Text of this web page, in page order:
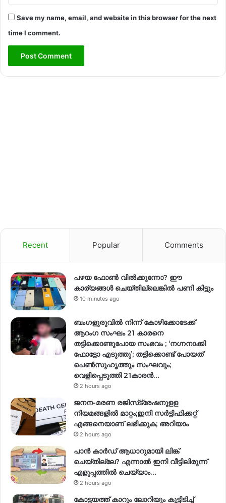
Save my name, email, and website in this browser for the next
time I comment.
Recent Popular Comments
പഴയ ഫോൺ വിൽക്കുന്നോ? ഈ
കാര്യങ്ങൾ ചെയ്തില്ലെങ്കിൽ പണി കിട്ടും
10 minutes ago
ബംഗളുരുവിൽ നിന്ന് കോഴിക്കോടേക്ക്
ആറംഗ സംഘം 21 കാരനെ
തട്ടിക്കൊണ്ടുപോയ സംഭവം ; ‘നഗ്നനാക്കി
ഫോട്ടോ എടുത്തു’; തട്ടിക്കൊണ്ട് പോയത്
പെണ്‍സുഹൃത്തും സംഘവും;
വെളിപ്പെടുത്തി 21കാരന്‍…
2 hours ago
ജനന-മരണ രജിസ്‌ട്രേഷനുളള
നിയമങ്ങളില്‍ മാറ്റം;ഇനി സര്‍ട്ടിഫിക്കറ്റ്
എങ്ങനെയാണ് ലഭിക്കുക; അറിയാം
2 hours ago
പാൻ കാർഡ് ആധാറുമായി ലിങ്ക്
ചെയ്തില്ലേ? എന്നാൽ ഇനി വീട്ടിലിരുന്ന്
എളുപ്പത്തിൽ ചെയ്യാം…
2 hours ago
കോട്ടയത്ത് കാറും ലോറിയും കൂട്ടിടിച്ച്